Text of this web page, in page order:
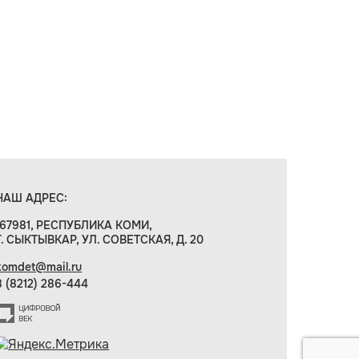
АДРЕС:
РЕСПУБЛИКА КОМИ,
СЫКТЫВКАР, УЛ. СОВЕТСКАЯ, Д. 20
(8212) 286-444